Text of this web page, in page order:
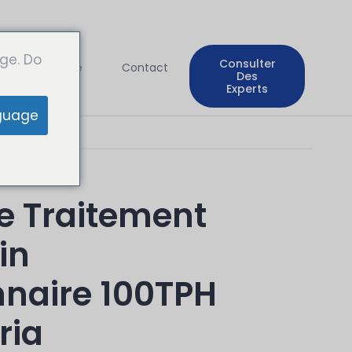
Entreprise Contact
Consulter
Des
Experts
Traitement
100TPH
Do